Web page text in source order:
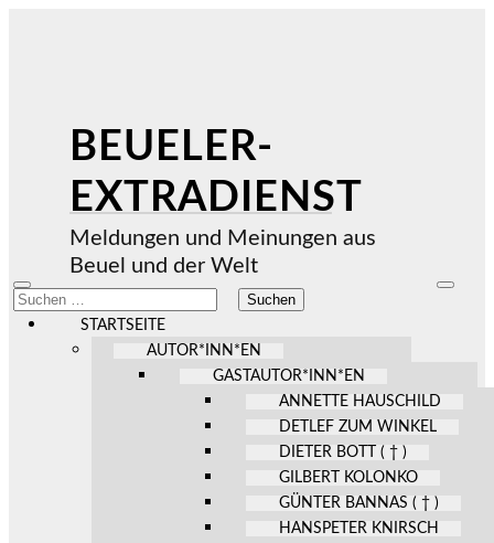
BEUELER-
EXTRADIENST
Meldungen und Meinungen aus
Beuel und der Welt
Mobile-
Menü
ein-/ausblenden
Suchen
nach:
STARTSEITE
AUTOR*INN*EN
GASTAUTOR*INN*EN
ANNETTE HAUSCHILD
DETLEF ZUM WINKEL
DIETER BOTT ( † )
GILBERT KOLONKO
GÜNTER BANNAS ( † )
HANSPETER KNIRSCH